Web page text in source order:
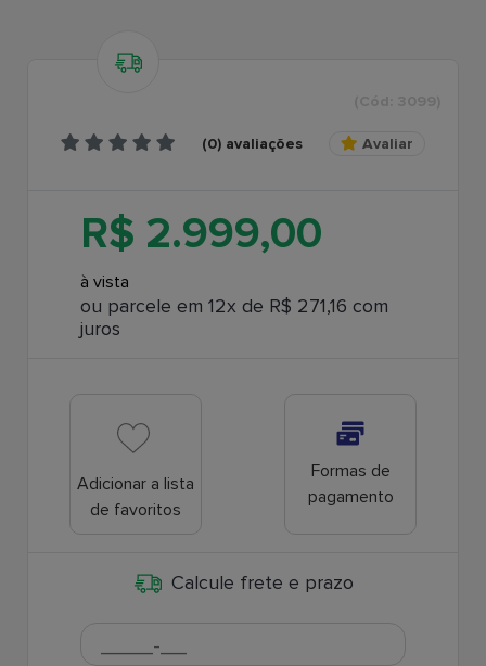
(0) avaliações Avaliar
R$ 2.999,00
à vista
ou parcele em 12x de R$ 271,16 com
juros
Adicionar a lista
de favoritos
Formas de
pagamento
Calcule frete e prazo